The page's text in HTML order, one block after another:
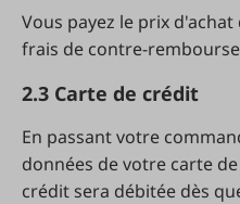
Vous payez le prix
frais de contre-
2.3 Carte de crédit
En passant votre
données de votre carte
crédit sera débitée dès